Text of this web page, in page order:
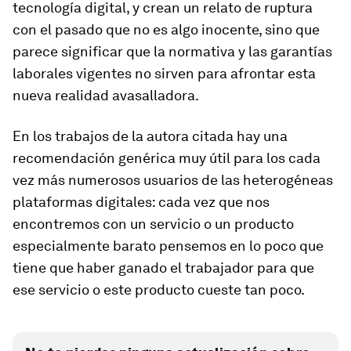
tecnología digital, y crean un relato de ruptura
con el pasado que no es algo inocente, sino que
parece significar que la normativa y las garantías
laborales vigentes no sirven para afrontar esta
nueva realidad avasalladora.
En los trabajos de la autora citada hay una
recomendación genérica muy útil para los cada
vez más numerosos usuarios de las heterogéneas
plataformas digitales: cada vez que nos
encontremos con un servicio o un producto
especialmente barato pensemos en lo poco que
tiene que haber ganado el trabajador para que
ese servicio o este producto cueste tan poco.